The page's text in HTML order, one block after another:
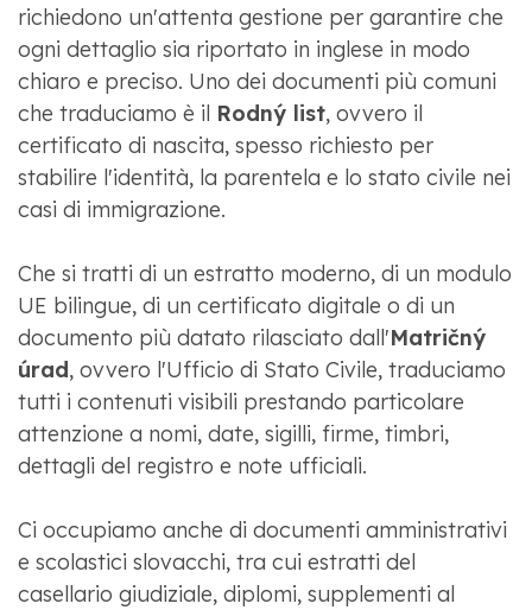
richiedono un'attenta gestione per garantire che
ogni dettaglio sia riportato in inglese in modo
chiaro e preciso. Uno dei documenti più comuni
che traduciamo è il Rodný list, ovvero il
certificato di nascita, spesso richiesto per
stabilire l'identità, la parentela e lo stato civile nei
casi di immigrazione.
Che si tratti di un estratto moderno, di un modulo
UE bilingue, di un certificato digitale o di un
documento più datato rilasciato dall'Matričný
úrad, ovvero l'Ufficio di Stato Civile, traduciamo
tutti i contenuti visibili prestando particolare
attenzione a nomi, date, sigilli, firme, timbri,
dettagli del registro e note ufficiali.
Ci occupiamo anche di documenti amministrativi
e scolastici slovacchi, tra cui estratti del
casellario giudiziale, diplomi, supplementi al